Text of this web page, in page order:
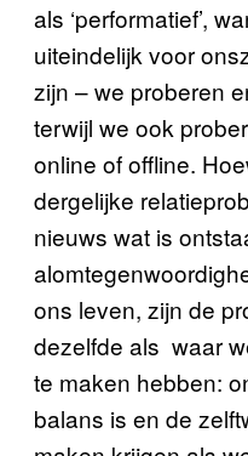
als ‘performatief’,
uiteindelijk voor
zijn – we proberen
terwijl we ook
online of offline.
dergelijke
nieuws wat is
ons leven, zijn de
dezelfde als waar
te maken hebben:
balans is en de